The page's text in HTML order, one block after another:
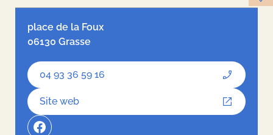
place de la Foux
06130 Grasse
04 93 36 59 16
Site web